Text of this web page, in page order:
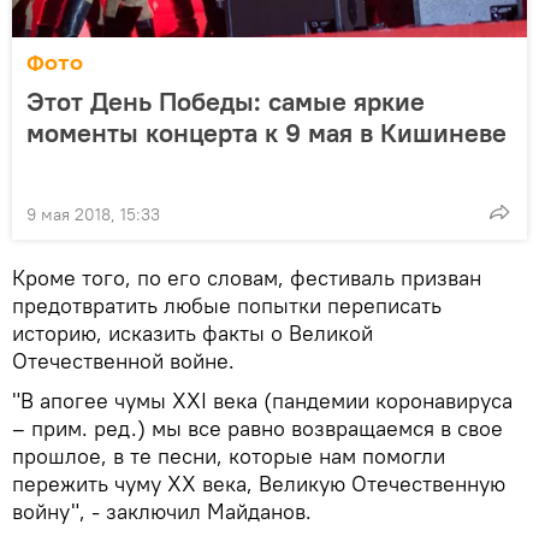
Фото
Этот День Победы: самые яркие
моменты концерта к 9 мая в Кишиневе
9 мая 2018, 15:33
Кроме того, по его словам, фестиваль призван
предотвратить любые попытки переписать
историю, исказить факты о Великой
Отечественной войне.
"В апогее чумы XXI века (пандемии коронавируса
– прим. ред.) мы все равно возвращаемся в свое
прошлое, в те песни, которые нам помогли
пережить чуму ХХ века, Великую Отечественную
войну", - заключил Майданов.